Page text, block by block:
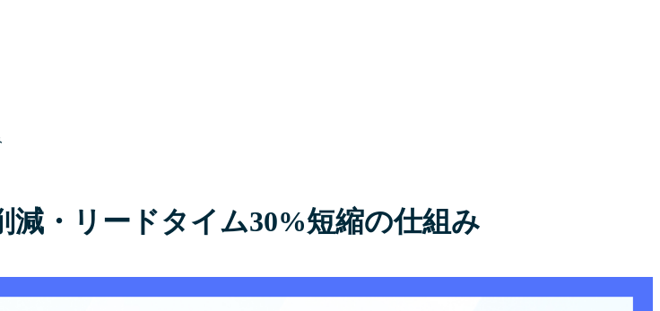
減・リードタイム30%短縮の仕組み